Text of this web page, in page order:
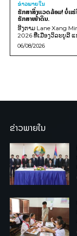
ຂ່າວພາຍ​ໃນ
ຮັກສາສິ່ງແວດລ້ອມ! ບໍ່
ຮັກສາໜ້າດິນ.
ອີງຕາມ Lane Xang
2026 ທີ່ເມືອງວິລະບູລີ
06/08/2026
ຂ່າວພາຍໃນ